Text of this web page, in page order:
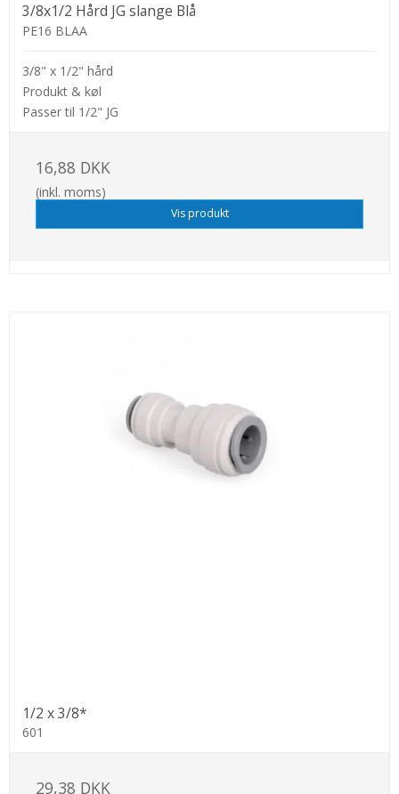
3/8x1/2 Hård JG slange Blå
PE16 BLAA
3/8" x 1/2" hård
Produkt & køl
Passer til 1/2" JG
16,88 DKK
(inkl. moms)
Vis produkt
1/2 x 3/8*
601
29,38 DKK